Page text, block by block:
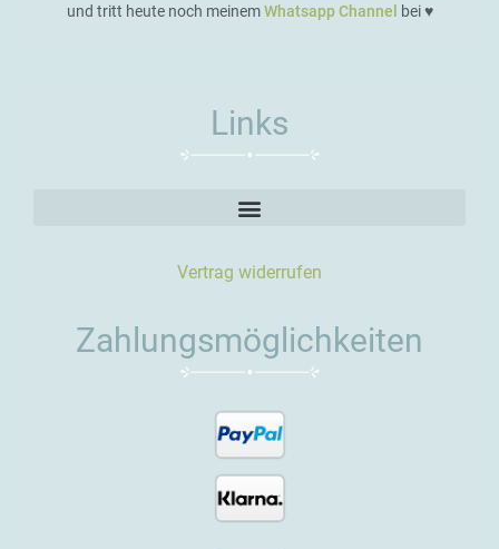
und tritt heute noch meinemWhatsapp Channel bei ♥️
Links
Vertrag widerrufen
Zahlungsmöglichkeiten